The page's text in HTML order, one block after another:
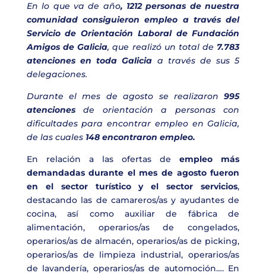
En lo que va de año, 1212 personas de nuestra
comunidad consiguieron empleo a través del
Servicio de Orientación Laboral de Fundación
Amigos de Galicia, que realizó un total de 7.783
atenciones en toda Galicia a través de sus 5
delegaciones.
Durante el mes de agosto se realizaron995
atencionesde orientación a personas con
dificultades para encontrar empleo en Galicia,
de las cuales 148 encontraron empleo.
En relación a las ofertas deempleo más
demandadas durante el mes de agosto fueron
en el sector turístico y el sector servicios,
destacando las de camareros/as y ayudantes de
cocina, así como auxiliar de fábrica de
alimentación, operarios/as de congelados,
operarios/as de almacén, operarios/as de picking,
operarios/as de limpieza industrial, operarios/as
de lavandería, operarios/as de automoción…. En